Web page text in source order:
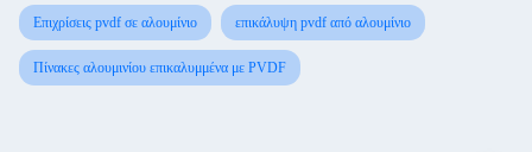
Επιχρίσεις pvdf σε αλουμίνιο επικάλυψη pvdf από αλουμίνιο
Πίνακες αλουμινίου επικαλυμμένα με PVDF